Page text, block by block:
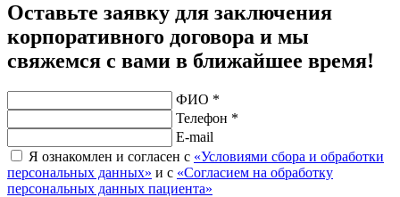
Оставьте заявку для заключения
корпоративного договора и мы
свяжемся с вами в ближайшее время!
ФИО *
Телефон *
E-mail
Я ознакомлен и согласен с «Условиями сбора и обработки
персональных данных» и с «Согласием на обработку
персональных данных пациента»